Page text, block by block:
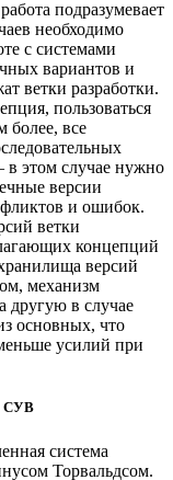
подразумевает
необходимо
с системами
вариантов и
ветки разработки.
пользоваться
более, все
этом случае нужно
версии
и ошибок.
ветки
концепций
версий
механизм
другую в случае
основных, что
усилий при
СУВ
система
Торвальдсом.